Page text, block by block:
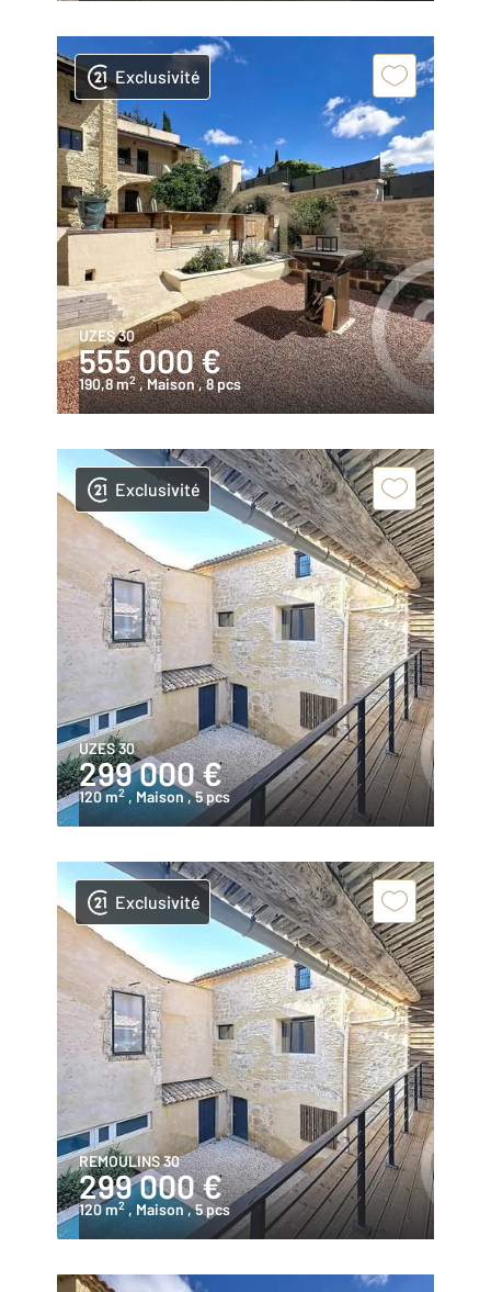
Exclusivité
UZES 30
555 000 €
190,8 m2 , Maison, 8 pcs
Exclusivité
UZES 30
299 000 €
120 m2 , Maison, 5 pcs
Exclusivité
REMOULINS 30
299 000 €
120 m2 , Maison, 5 pcs